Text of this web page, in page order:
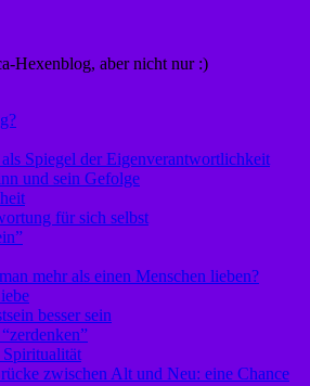
Hexenblog, aber nicht nur :)
Spiegel der Eigenverantwortlichkeit
und sein Gefolge
für sich selbst
mehr als einen Menschen lieben?
besser sein
Spiritualität
zwischen Alt und Neu: eine Chance